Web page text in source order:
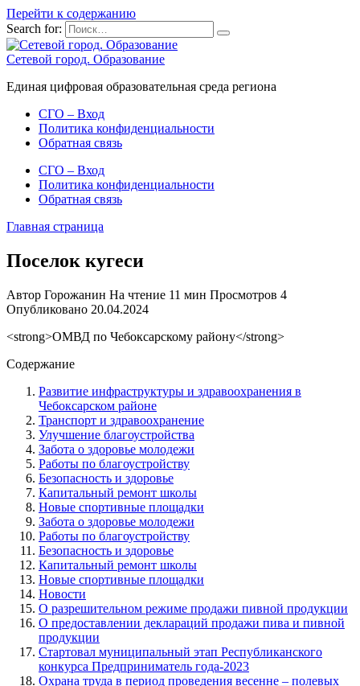
Перейти к содержанию
Search for:
Сетевой город. Образование
Единая цифровая образовательная среда региона
СГО – Вход
Политика конфиденциальности
Обратная связь
СГО – Вход
Политика конфиденциальности
Обратная связь
Главная страница
Поселок кугеси
Автор Горожанин На чтение 11 мин Просмотров 4
Опубликовано 20.04.2024
<strong>ОМВД по Чебоксарскому району</strong>
Содержание
Развитие инфраструктуры и здравоохранения в
Чебоксарском районе
Транспорт и здравоохранение
Улучшение благоустройства
Забота о здоровье молодежи
Работы по благоустройству
Безопасность и здоровье
Капитальный ремонт школы
Новые спортивные площадки
Забота о здоровье молодежи
Работы по благоустройству
Безопасность и здоровье
Капитальный ремонт школы
Новые спортивные площадки
Новости
О разрешительном режиме продажи пивной продукции
О предоставлении деклараций продажи пива и пивной
продукции
Стартовал муниципальный этап Республиканского
конкурса Предприниматель года-2023
Охрана труда в период проведения весенне – полевых